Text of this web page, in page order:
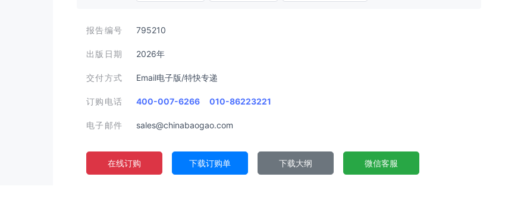
报告编号 795210
出版日期 2026年
交付方式 Email电子版/特快专递
订购电话 400-007-6266 010-86223221
电子邮件 sales@chinabaogao.com
在线订购 下载订购单 下载大纲 微信客服